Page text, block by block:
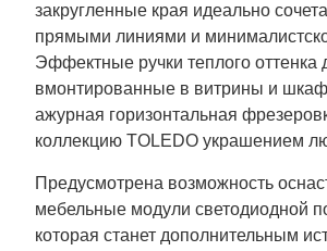
закругленные края идеально
прямыми линиями и
Эффектные ручки теплого оттенка
вмонтированные в витрины и
ажурная горизонтальная
коллекцию TOLEDO украшением
Предусмотрена возможность
мебельные модули светодиодной
которая станет дополнительным